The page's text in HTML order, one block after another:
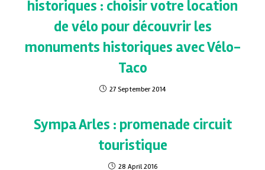
historiques : choisir votre location
de vélo pour découvrir les
monuments historiques avec Vélo-
Taco
27 September 2014
Sympa Arles : promenade circuit
touristique
28 April 2016